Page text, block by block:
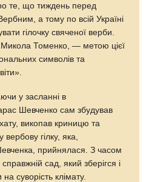
те, що тиждень перед
а тому по всій Україні
гілочку свяченої верби.
Томенко, — метою цієї
символів та
у засланні в
Шевченко сам збудував
викопав криницю та
гілку, яка,
прийнялася. З часом
сад, який зберігся і
суворість клімату.